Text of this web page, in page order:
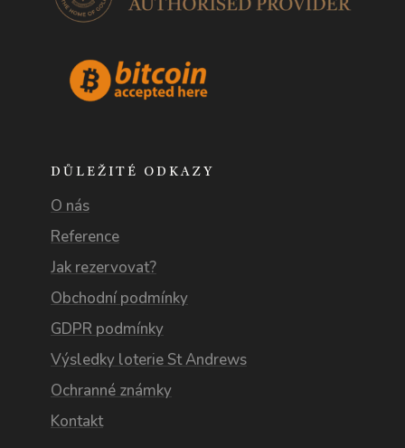
DŮLEŽITÉ ODKAZY
O nás
Reference
Jak rezervovat?
Obchodní podmínky
GDPR podmínky
Výsledky loterie St Andrews
Ochranné známky
Kontakt